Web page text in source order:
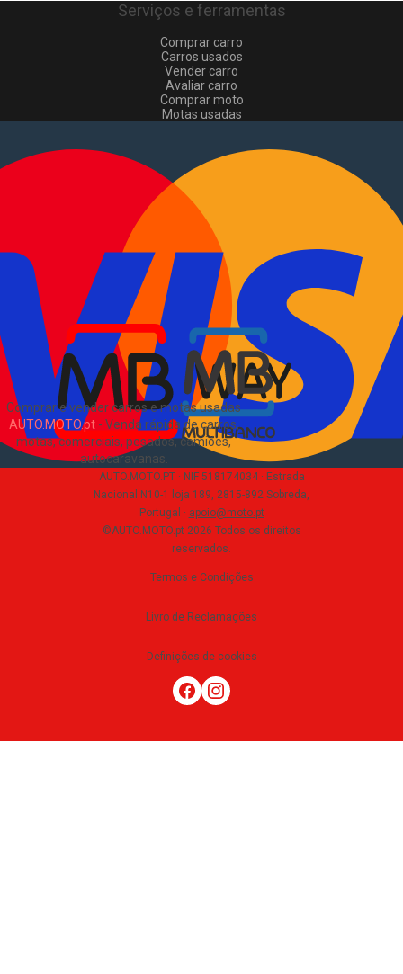
Comprar e vender carros e motas usadas
AUTO.MOTO.pt- Venda rápida de carros,
motas, comerciais, pesados, camiões,
autocaravanas
Serviços e ferramentas
Comprar carro
Carros usados
Vender carro
Avaliar carro
Comprar moto
Motas usadas
Comerciais usados
Vender comerciais
Informações
Como comprar e vender
Pacotes de anúncios
Verificar VIN e matrícula
Sitemap
EN
Sobre Nós
AUTO.MOTO.PT · NIF 518174034 · Estrada
Nacional N10-1 loja 189, 2815-892 Sobreda,
Portugal · apoio@moto.pt
©AUTO.MOTO.pt 2026 Todos os direitos
reservados.
Termos e Condições
Livro de Reclamações
Definições de cookies